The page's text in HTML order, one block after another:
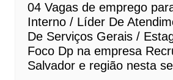
04 Vagas de emprego
Interno / Líder De
De Serviços Gerais /
Foco Dp na empresa
Salvador e região nesta